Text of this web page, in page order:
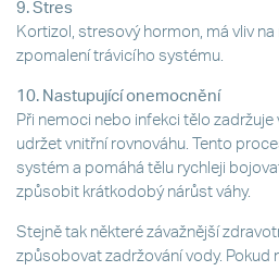
9. Stres
Kortizol, stresový hormon, má vliv na
zpomalení trávicího systému.
10. Nastupující onemocnění
Při nemoci nebo infekci tělo zadržuje
udržet vnitřní rovnováhu. Tento
systém a pomáhá tělu rychleji
způsobit krátkodobý nárůst váhy.
Stejně tak některé závažnější
způsobovat zadržování vody. Pokud